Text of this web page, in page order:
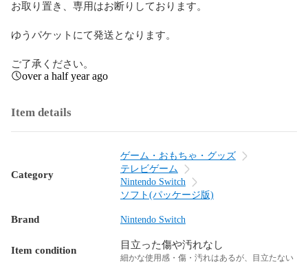
お取り置き、専用はお断りしております。
ゆうパケットにて発送となります。
ご了承ください。
over a half year ago
Item details
Category
ゲーム・おもちゃ・グッズ
テレビゲーム
Nintendo Switch
ソフト(パッケージ版)
Brand Nintendo Switch
Item condition 目立った傷や汚れなし
細かな使用感・傷・汚れはあるが、目立たない